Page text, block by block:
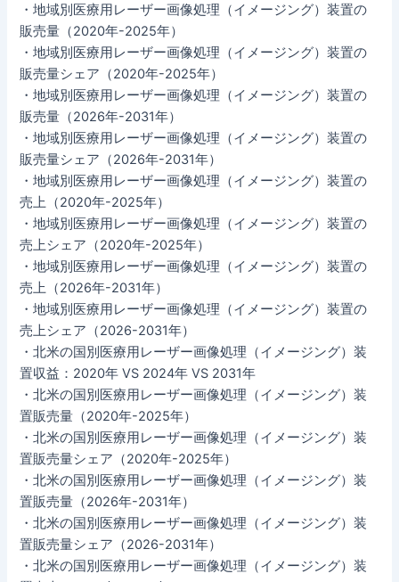
・地域別医療用レーザー画像処理（イメージング）装置の
販売量（2020年-2025年）
・地域別医療用レーザー画像処理（イメージング）装置の
販売量シェア（2020年-2025年）
・地域別医療用レーザー画像処理（イメージング）装置の
販売量（2026年-2031年）
・地域別医療用レーザー画像処理（イメージング）装置の
販売量シェア（2026年-2031年）
・地域別医療用レーザー画像処理（イメージング）装置の
売上（2020年-2025年）
・地域別医療用レーザー画像処理（イメージング）装置の
売上シェア（2020年-2025年）
・地域別医療用レーザー画像処理（イメージング）装置の
売上（2026年-2031年）
・地域別医療用レーザー画像処理（イメージング）装置の
売上シェア（2026-2031年）
・北米の国別医療用レーザー画像処理（イメージング）装
置収益：2020年 VS 2024年 VS 2031年
・北米の国別医療用レーザー画像処理（イメージング）装
置販売量（2020年-2025年）
・北米の国別医療用レーザー画像処理（イメージング）装
置販売量シェア（2020年-2025年）
・北米の国別医療用レーザー画像処理（イメージング）装
置販売量（2026年-2031年）
・北米の国別医療用レーザー画像処理（イメージング）装
置販売量シェア（2026-2031年）
・北米の国別医療用レーザー画像処理（イメージング）装